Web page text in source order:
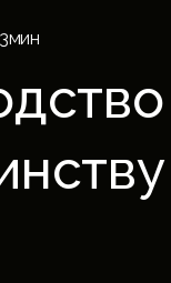
3мин